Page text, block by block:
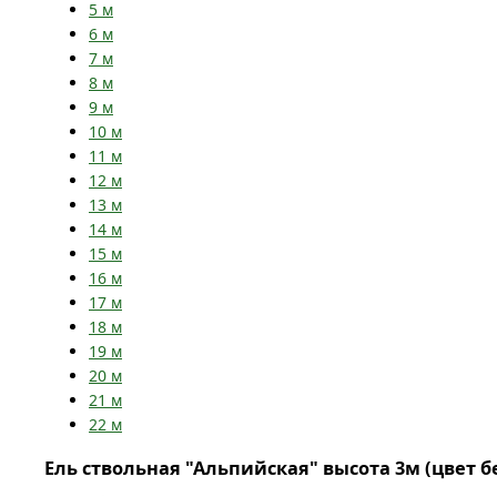
5 м
6 м
7 м
8 м
9 м
10 м
11 м
12 м
13 м
14 м
15 м
16 м
17 м
18 м
19 м
20 м
21 м
22 м
Ель ствольная "Альпийская" высота 3м (цвет